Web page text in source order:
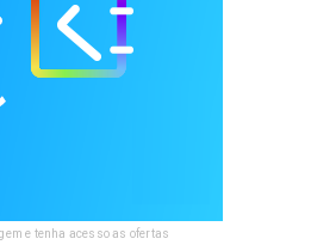
e tenha acesso as ofertas